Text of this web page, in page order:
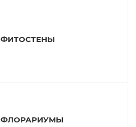
ФИТОСТЕНЫ
ФЛОРАРИУМЫ